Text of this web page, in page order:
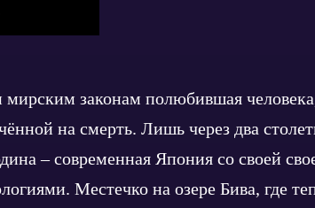
мирским законам полюбившая
на смерть. Лишь через два
– современная Япония со своей
Местечко на озере Бива, где